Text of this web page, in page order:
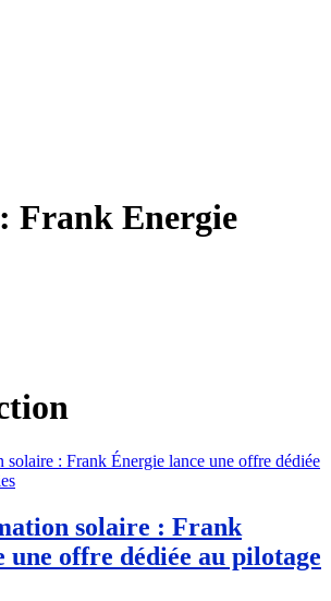
Frank Energie
solaire : Frank
une offre dédiée au pilotage